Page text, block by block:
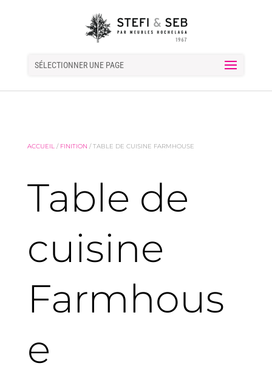
SÉLECTIONNER UNE PAGE
ACCUEIL/ FINITION / TABLE DE CUISINE FARMHOUSE
Table de
cuisine
Farmhous
e